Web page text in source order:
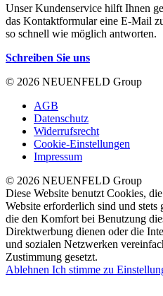
Unser Kundenservice hilft Ihnen
das Kontaktformular eine E-Mail
so schnell wie möglich antworten.
Schreiben Sie uns
© 2026 NEUENFELD Group
AGB
Datenschutz
Widerrufsrecht
Cookie-Einstellungen
Impressum
© 2026 NEUENFELD Group
Diese Website benutzt Cookies,
Website erforderlich sind und stets
die den Komfort bei Benutzung
Direktwerbung dienen oder die
und sozialen Netzwerken
Zustimmung gesetzt.
Ablehnen Ich stimme zu